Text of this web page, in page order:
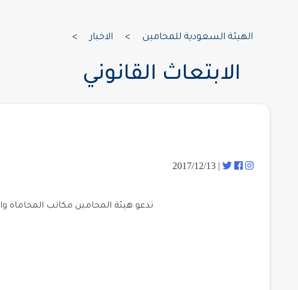
الهيئة السعودية للمحامين > الاخبار >
الابتعاث القانوني
| 2017/12/13
تدعو هيئة المحامين مكاتب